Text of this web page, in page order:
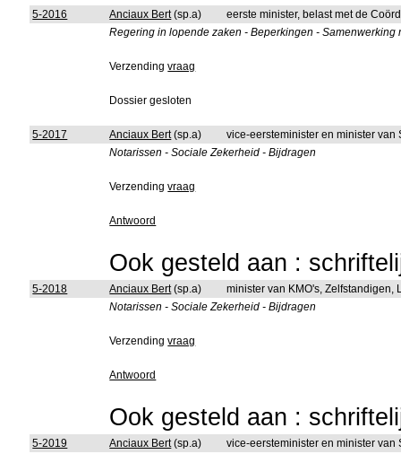
5-2016 Anciaux Bert(sp.a)
eerste minister, belast met de
Regering in lopende zaken - Beperkingen -
Verzendingvraag
Dossier gesloten
5-2017 Anciaux Bert(sp.a)
vice-eersteminister en minister
Notarissen - Sociale Zekerheid - Bijdragen
Verzendingvraag
Antwoord
Ook gesteld aan :
5-2018 Anciaux Bert(sp.a)
minister van KMO's,
Notarissen - Sociale Zekerheid - Bijdragen
Verzendingvraag
Antwoord
Ook gesteld aan :
5-2019 Anciaux Bert(sp.a)
vice-eersteminister en minister